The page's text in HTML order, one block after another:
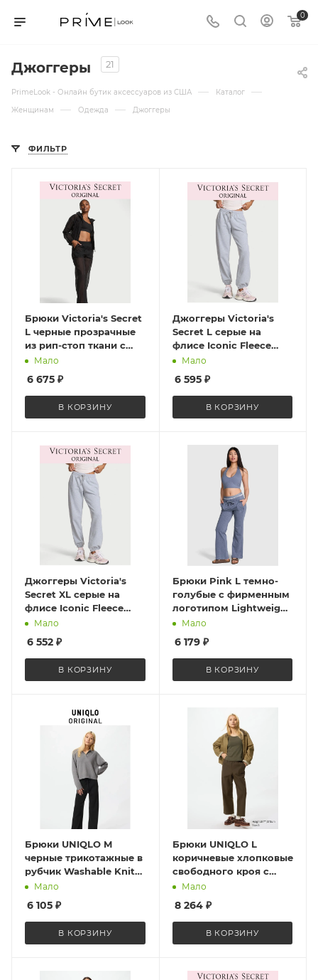
0
Джоггеры 21
PrimeLook - Онлайн бутик аксессуаров из США — Каталог —
Женщинам — Одежда — Джоггеры
ФИЛЬТР
Брюки Victoria's Secret
L черные прозрачные
из рип-стоп ткани с
фирменным
Ripstop Wide-Leg Pant
ST 11264511 CC 54A2 L
Мало
6 675 ₽
В КОРЗИНУ
Джоггеры Victoria's
Secret L серые на
флисе Iconic Fleece
Relaxed Jogger
CC 6F02
Мало
6 595₽
В КОРЗИНУ
Джоггеры Victoria's
Secret XL серые на
флисе Iconic Fleece
Relaxed Jogger
CC 6F02 XL
Мало
6 552 ₽
В КОРЗИНУ
Брюки Pink L темно-
голубые с фирменным
логотипом Lightweight
Lounge Flare Pants ST
Мало
6 179₽
В КОРЗИНУ
Брюки UNIQLO M
черные трикотажные в
рубчик Washable Knit
Ribbed Pants 482244
Мало
6 105 ₽
В КОРЗИНУ
Брюки UNIQLO L
коричневые хлопковые
свободного кроя с
внутренним шнурком
Pants 482243 Brown
Мало
8 264₽
В КОРЗИНУ